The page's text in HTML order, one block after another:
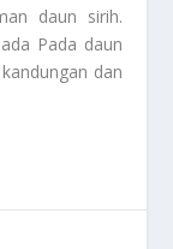
daun sirih.
Pada daun
dan